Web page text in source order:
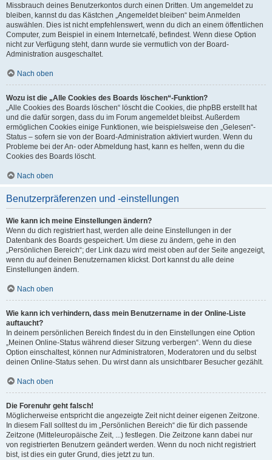
Missbrauch deines Benutzerkontos durch einen Dritten. Um angemeldet zu
bleiben, kannst du das Kästchen „Angemeldet bleiben“ beim Anmelden
auswählen. Dies ist nicht empfehlenswert, wenn du dich an einem öffentlichen
Computer, zum Beispiel in einem Internetcafé, befindest. Wenn diese Option
nicht zur Verfügung steht, dann wurde sie vermutlich von der Board-
Administration ausgeschaltet.
Nach oben
Wozu ist die „Alle Cookies des Boards löschen“-Funktion?
„Alle Cookies des Boards löschen“ löscht die Cookies, die phpBB erstellt hat
und die dafür sorgen, dass du im Forum angemeldet bleibst. Außerdem
ermöglichen Cookies einige Funktionen, wie beispielsweise den „Gelesen“-
Status – sofern sie von der Board-Administration aktiviert wurden. Wenn du
Probleme bei der An- oder Abmeldung hast, kann es helfen, wenn du die
Cookies des Boards löscht.
Nach oben
Benutzerpräferenzen und -einstellungen
Wie kann ich meine Einstellungen ändern?
Wenn du dich registriert hast, werden alle deine Einstellungen in der
Datenbank des Boards gespeichert. Um diese zu ändern, gehe in den
„Persönlichen Bereich“; der Link dazu wird meist oben auf der Seite angezeigt,
wenn du auf deinen Benutzernamen klickst. Dort kannst du alle deine
Einstellungen ändern.
Nach oben
Wie kann ich verhindern, dass mein Benutzername in der Online-Liste
auftaucht?
In deinem persönlichen Bereich findest du in den Einstellungen eine Option
„Meinen Online-Status während dieser Sitzung verbergen“. Wenn du diese
Option einschaltest, können nur Administratoren, Moderatoren und du selbst
deinen Online-Status sehen. Du wirst dann als unsichtbarer Besucher gezählt.
Nach oben
Die Forenuhr geht falsch!
Möglicherweise entspricht die angezeigte Zeit nicht deiner eigenen Zeitzone.
In diesem Fall solltest du im „Persönlichen Bereich“ die für dich passende
Zeitzone (Mitteleuropäische Zeit, ...) festlegen. Die Zeitzone kann dabei nur
von registrierten Benutzern geändert werden. Wenn du noch nicht registriert
bist, ist dies ein guter Grund, dies jetzt zu tun.